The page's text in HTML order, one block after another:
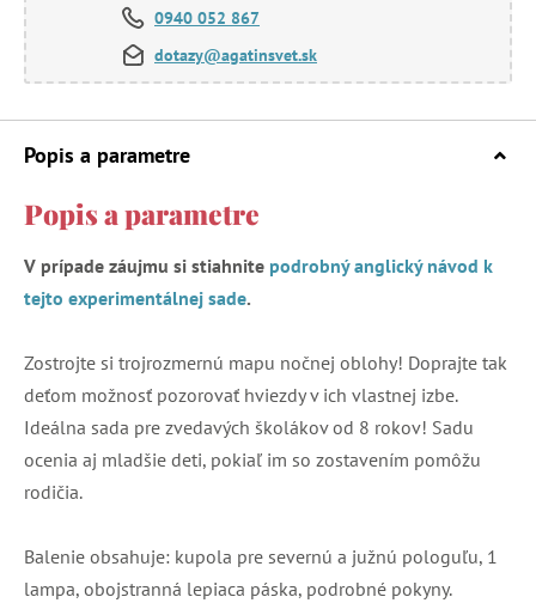
0940 052 867
dotazy@agatinsvet.sk
Popis a parametre
Popis a parametre
V prípade záujmu si stiahnite podrobný anglický návod k
tejto experimentálnej sade.
Zostrojte si trojrozmernú mapu nočnej oblohy! Doprajte tak
deťom možnosť pozorovať hviezdy v ich vlastnej izbe.
Ideálna sada pre zvedavých školákov od 8 rokov! Sadu
ocenia aj mladšie deti, pokiaľ im so zostavením pomôžu
rodičia.
Balenie obsahuje: kupola pre severnú a južnú pologuľu, 1
lampa, obojstranná lepiaca páska, podrobné pokyny.